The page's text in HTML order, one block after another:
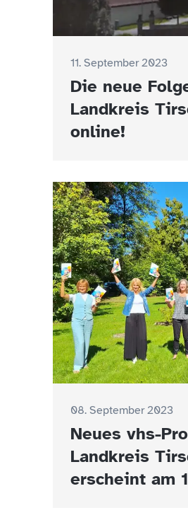
11. September 2023
Die neue
Landkreis
online!
08. September 2023
Neues vhs-
Landkreis
erscheint am